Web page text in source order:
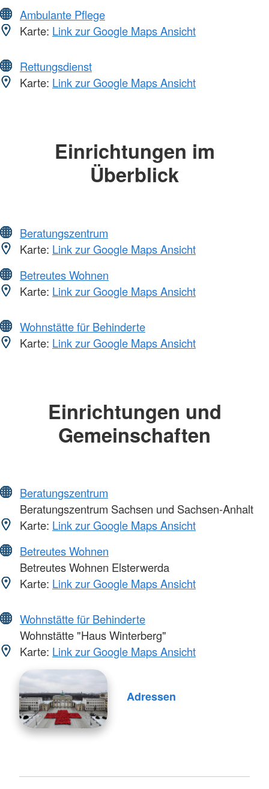
Ambulante Pflege
Karte: Link zur Google Maps Ansicht
Rettungsdienst
Karte: Link zur Google Maps Ansicht
Einrichtungen im
Überblick
Beratungszentrum
Karte: Link zur Google Maps Ansicht
Betreutes Wohnen
Karte: Link zur Google Maps Ansicht
Wohnstätte für Behinderte
Karte: Link zur Google Maps Ansicht
Einrichtungen und
Gemeinschaften
Beratungszentrum
Beratungszentrum Sachsen und Sachsen-Anhalt
Karte: Link zur Google Maps Ansicht
Betreutes Wohnen
Betreutes Wohnen Elsterwerda
Karte: Link zur Google Maps Ansicht
Wohnstätte für Behinderte
Wohnstätte "Haus Winterberg"
Karte: Link zur Google Maps Ansicht
Adressen